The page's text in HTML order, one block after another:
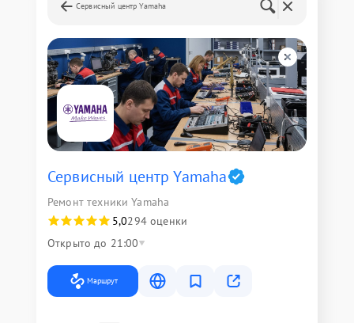
Сервисный центр Yamaha
Сервисный центр Yamaha
Ремонт техники Yamaha
5,0294 оценки
Открыто до 21:00
Маршрут